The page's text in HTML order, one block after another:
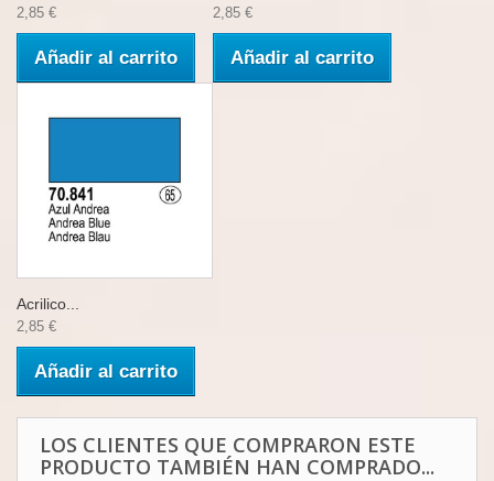
2,85 €
Añadir al carrito
2,85 €
Añadir al carrito
Acrilico...
2,85 €
Añadir al carrito
LOS CLIENTES QUE COMPRARON ESTE
PRODUCTO TAMBIÉN HAN COMPRADO...